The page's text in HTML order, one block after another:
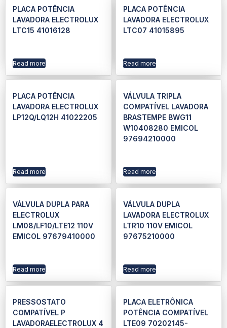
PLACA POTÊNCIA
LAVADORA ELECTROLUX
LTC15 41016128
Read more
PLACA POTÊNCIA
LAVADORA ELECTROLUX
LTC07 41015895
Read more
PLACA POTÊNCIA
LAVADORA ELECTROLUX
LP12Q/LQ12H 41022205
Read more
VÁLVULA TRIPLA
COMPATÍVEL LAVADORA
BRASTEMPE BWG11
W10408280 EMICOL
97694210000
Read more
VÁLVULA DUPLA PARA
ELECTROLUX
LM08/LF10/LTE12 110V
EMICOL 97679410000
Read more
VÁLVULA DUPLA
LAVADORA ELECTROLUX
LTR10 110V EMICOL
97675210000
Read more
PRESSOSTATO
COMPATÍVEL P
LAVADORAELECTROLUX 4
PLACA ELETRÔNICA
POTÊNCIA COMPATÍVEL
LTE09 70202145-